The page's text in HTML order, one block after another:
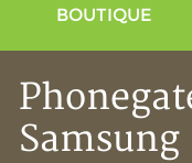
BOUTIQUE
Samsung